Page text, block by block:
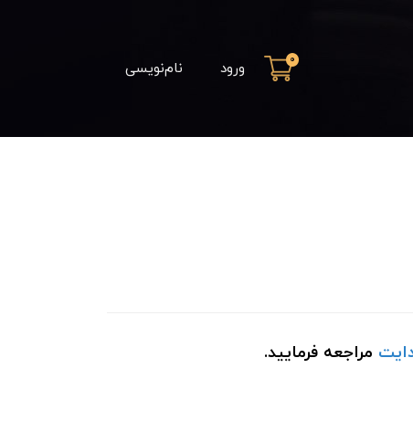
0 ورود نام‌نویسی
مراجعه فرمایید.